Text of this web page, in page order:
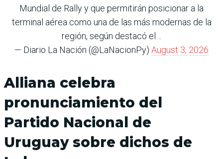
Mundial de Rally y que permitirán posicionar a la
terminal aérea como una de las más modernas de la
región, según destacó el…
— Diario La Nación (@LaNacionPy) August 3, 2026
Alliana celebra
pronunciamiento del
Partido Nacional de
Uruguay sobre dichos de